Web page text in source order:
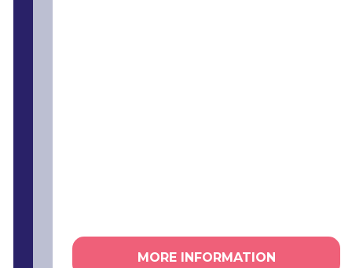
MORE INFORMATION